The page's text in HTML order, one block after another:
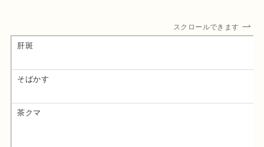
スクロールできます
肝斑
そばかす
茶クマ